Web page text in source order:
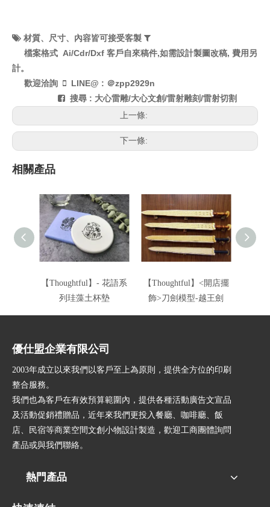
 材質、 尺寸、內容皆可接受客製 
檔案格式 Ai/Cdr/Dxf 客戶自來稿件,如需設計製圖改稿, 費用另
計。
歡迎洽詢  LINE@ : ＠zpp2929n
 搜尋 : 大心雷雕/大心文創/雷射雕刻/雷射切割
上一條:
下一條:
相關產品
【Thoughtful】- 花語系
列珪藻土杯墊
【Thoughtful】<開店擺
飾>刀劍模型-越王劍
優仕盟企業有限公司
2003年成立以來我們以客戶至上為原則，提供全方位的印刷
整合服務。
我們也為客戶在有效預算範圍內，提供各種活動廣告文宣品
及活動促銷禮贈品，近年來我們更投入餐廳、咖啡廳、飯
店、民宿等商業空間文創小物設計製造，歡迎工商團體詢問
產品或與我們聯絡。
熱門產品